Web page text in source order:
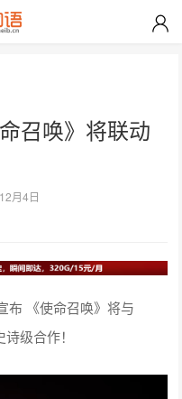
召唤》将联动
月4日
布 《使命召唤》将与
级合作！